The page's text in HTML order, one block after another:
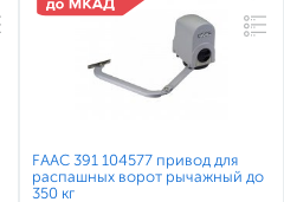
FAAC 391 104577 привод для
распашных ворот рычажный до
350 кг